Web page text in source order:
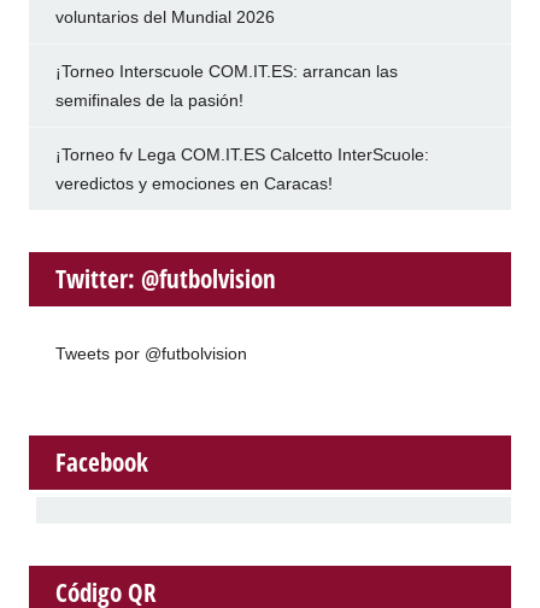
voluntarios del Mundial 2026
¡Torneo Interscuole COM.IT.ES: arrancan las
semifinales de la pasión!
¡Torneo fv Lega COM.IT.ES Calcetto InterScuole:
veredictos y emociones en Caracas!
Twitter: @futbolvision
Tweets por @futbolvision
Facebook
Código QR